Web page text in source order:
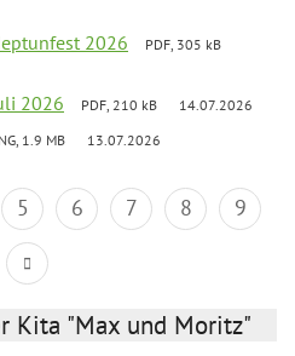
2026
PDF, 305 kB
2026 PDF, 210 kB 14.07.2026
1.9 MB 13.07.2026
5 6 7 8
9
Kita "Max und Moritz"